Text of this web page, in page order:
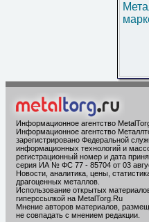
Информационное агентство
Информационное агентство
зарегистрировано Федеральной
информационных технологий и
регистрационный номер и дата
серия ИА № ФС 77 - 85704 от 03
Новости, аналитика, цены,
драгоценных металлов.
Использование открытых
гиперссылкой на MetalTorg.Ru
Мнение авторов материалов,
не совпадать с мнением редакции.